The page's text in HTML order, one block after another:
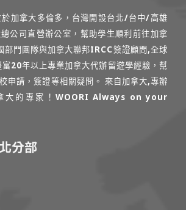
加拿大多倫多，台灣開設台北/台中/高雄
公司直營辦公室，幫助學生順利前往加拿
部門團隊與加拿大聯邦IRCC簽證顧問,全球
20年以上專業加拿大代辦留遊學經驗，幫
申請，簽證等相關疑問。 來自加拿大,專辦
大的專家！WOORI Always on your
分部